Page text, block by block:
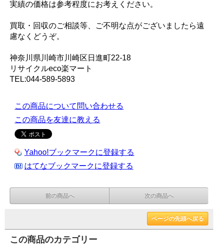
実績の価格は参考程度にお考えください。
買取・回収のご相談等、ご不明な点がございましたら遠
慮なくどうぞ。
神奈川県川崎市川崎区日進町22-18
リサイクルeco楽マート
TEL:044-589-5893
この商品について問い合わせる
この商品を友達に教える
Yahoo!ブックマークに登録する
はてなブックマークに登録する
前の商品へ 次の商品へ
ページの先頭へ戻る
この商品のカテゴリー